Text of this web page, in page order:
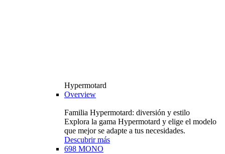
Hypermotard
Overview
Familia Hypermotard: diversión y estilo
Explora la gama Hypermotard y elige el modelo
que mejor se adapte a tus necesidades.
Descubrir más
698 MONO